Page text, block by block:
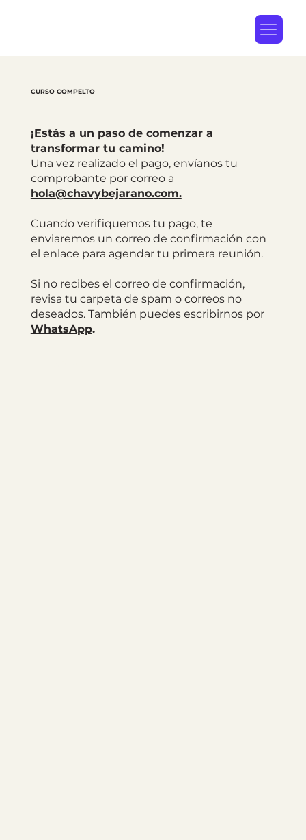
CURSO COMPELTO
¡Estás a un paso de comenzar a
transformar tu camino!
Una vez realizado el pago, envíanos tu
comprobante por correo a
hola@chavybejarano.com.
Cuando verifiquemos tu pago, te
enviaremos un correo de confirmación con
el enlace para agendar tu primera reunión.
Si no recibes el correo de confirmación,
revisa tu carpeta de spam o correos no
deseados. También puedes escribirnos por
WhatsApp.